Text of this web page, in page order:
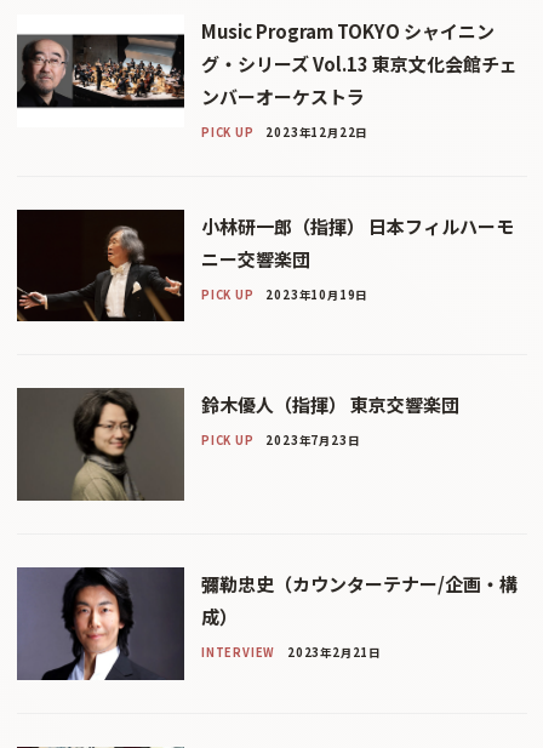
Music Program TOKYO シャイニン
グ・シリーズ Vol.13 東京文化会館チェ
ンバーオーケストラ
PICK UP 2023年12月22日
小林研一郎（指揮） 日本フィルハーモ
ニー交響楽団
PICK UP 2023年10月19日
鈴木優人（指揮） 東京交響楽団
PICK UP 2023年7月23日
彌勒忠史（カウンターテナー/企画・構
成）
INTERVIEW 2023年2月21日